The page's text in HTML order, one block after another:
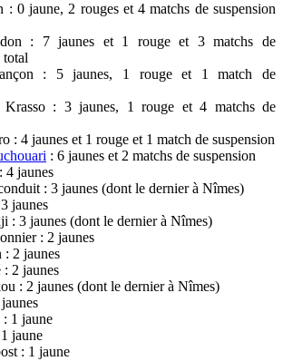
: 0 jaune, 2 rouges et 4 matchs de suspension
: 7 jaunes et 1 rouge et 3 matchs de
total
: 5 jaunes, 1 rouge et 1 match de
Krasso : 3 jaunes, 1 rouge et 4 matchs de
: 4 jaunes et 1 rouge et 1 match de suspension
: 6 jaunes et 2 matchs de suspension
4 jaunes
: 3 jaunes (dont le dernier à Nîmes)
jaunes
: 3 jaunes (dont le dernier à Nîmes)
: 2 jaunes
2 jaunes
2 jaunes
: 2 jaunes (dont le dernier à Nîmes)
1 jaune
jaune
: 1 jaune